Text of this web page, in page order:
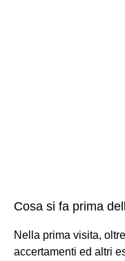
Cosa si fa prima
Nella prima visita,
accertamenti ed altri